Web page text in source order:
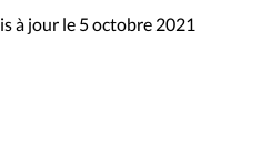
à jour le 5 octobre 2021